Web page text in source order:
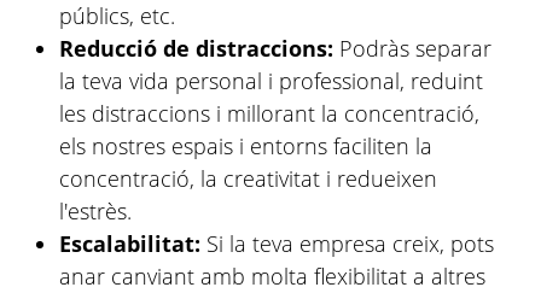
públics, etc.
Reducció de distraccions: Podràs separar
la teva vida personal i professional, reduint
les distraccions i millorant la concentració,
els nostres espais i entorns faciliten la
concentració, la creativitat i redueixen
l'estrès.
Escalabilitat: Si la teva empresa creix, pots
anar canviant amb molta flexibilitat a altres